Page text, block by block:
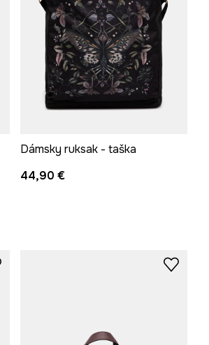
Dámsky ruksak - taška
44,90 €